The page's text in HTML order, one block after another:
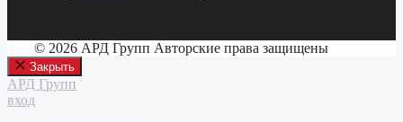
© 2026 АРД Групп Авторские права защищены
Закрыть
АРД Групп
вход